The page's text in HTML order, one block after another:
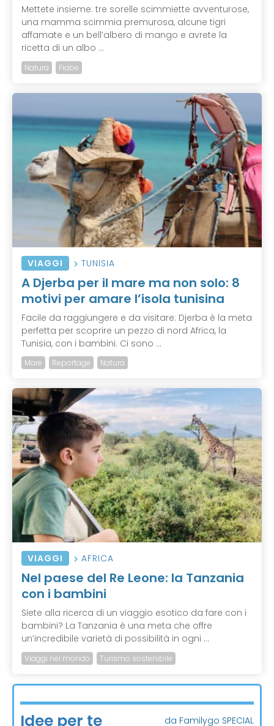
Mettete insieme: tre sorelle scimmiette avventurose,
una mamma scimmia premurosa, alcune tigri
affamate e un bell’albero di mango e avrete la
ricetta di un albo ...
Natura Fiabe
VIAGGI TUNISIA
A Djerba per il mare ma non solo: 8
motivi per amare l’isola tunisina
Facile da raggiungere e da visitare: Djerba è la meta
perfetta per scoprire un pezzo di nord Africa, la
Tunisia, con i bambini. Ci sono ...
Mare Reportage Natura
VIAGGI AFRICA
Nel paese del Re Leone: la Tanzania
con i bambini
Siete alla ricerca di un viaggio esotico da fare con i
bambini? La Tanzania è una meta che offre
un’incredibile varietà di possibilità in ogni ...
Viaggi nel mondo Turismo sostenibile
Idee per te da Familygo SPECIAL